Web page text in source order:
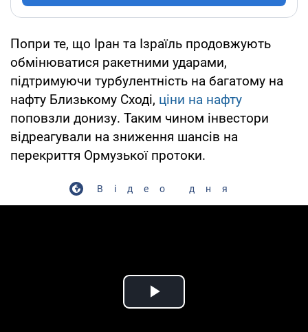
Попри те, що Іран та Ізраїль продовжують
обмінюватися ракетними ударами,
підтримуючи турбулентність на багатому на
нафту Близькому Сході, ціни на нафту
поповзли донизу. Таким чином інвестори
відреагували на зниження шансів на
перекриття Ормузької протоки.
Відео дня
Play Video